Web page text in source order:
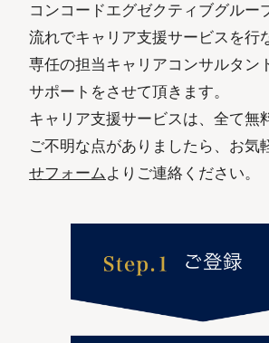
コンコードエグゼクティブグルー
流れでキャリア支援サービスを行
専任の担当キャリアコンサルタン
サポートをさせて頂きます。
キャリア支援サービスは、全て無
ご不明な点がありましたら、お気
せフォーム よりご連絡ください。